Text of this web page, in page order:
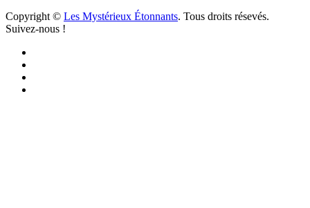
Copyright © Les Mystérieux Étonnants. Tous droits résevés.
Suivez-nous !